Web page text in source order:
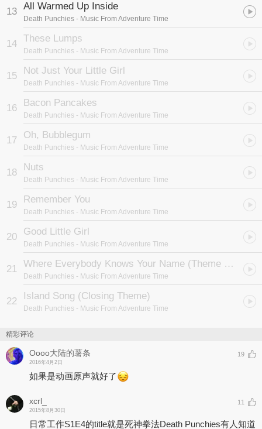
13 All Warmed Up Inside
Death Punchies - Music From Adventure Time
14 These Lumps
Death Punchies - Music From Adventure Time
15 Not Just Your Little Girl
Death Punchies - Music From Adventure Time
16 Bacon Pancakes
Death Punchies - Music From Adventure Time
17 Oh, Bubblegum
Death Punchies - Music From Adventure Time
18 Nuts
Death Punchies - Music From Adventure Time
19 Remember You
Death Punchies - Music From Adventure Time
20 Good Little Girl
Death Punchies - Music From Adventure Time
21 Where Everybody Knows Your Name (Theme From Cheers)
Death Punchies - Music From Adventure Time
22 Island Song (Closing Theme)
Death Punchies - Music From Adventure Time
精彩评论
Oooo大陆的薯条
2016年4月2日
19
如果是动画原声就好了
xcrl_
2015年8月30日
11
日常工作S1E4的title就是死神拳法Death Punchies有人知道